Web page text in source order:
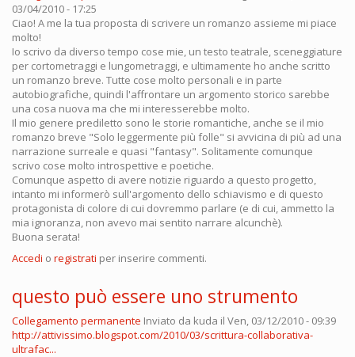
03/04/2010 - 17:25
Ciao! A me la tua proposta di scrivere un romanzo assieme mi piace
molto!
Io scrivo da diverso tempo cose mie, un testo teatrale, sceneggiature
per cortometraggi e lungometraggi, e ultimamente ho anche scritto
un romanzo breve. Tutte cose molto personali e in parte
autobiografiche, quindi l'affrontare un argomento storico sarebbe
una cosa nuova ma che mi interesserebbe molto.
Il mio genere prediletto sono le storie romantiche, anche se il mio
romanzo breve "Solo leggermente più folle" si avvicina di più ad una
narrazione surreale e quasi "fantasy". Solitamente comunque
scrivo cose molto introspettive e poetiche.
Comunque aspetto di avere notizie riguardo a questo progetto,
intanto mi informerò sull'argomento dello schiavismo e di questo
protagonista di colore di cui dovremmo parlare (e di cui, ammetto la
mia ignoranza, non avevo mai sentito narrare alcunchè).
Buona serata!
Accedi o registrati per inserire commenti.
questo può essere uno strumento
Collegamento permanente Inviato da kuda il Ven, 03/12/2010 - 09:39
http://attivissimo.blogspot.com/2010/03/scrittura-collaborativa-
ultrafac...